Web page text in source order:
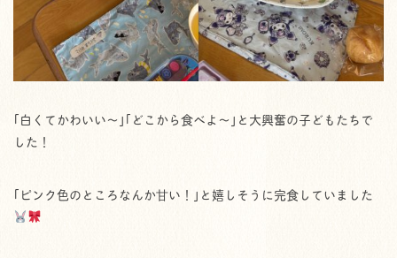
｢白くてかわいい〜｣｢どこから食べよ〜｣と大興奮の子どもたちで
した！
｢ピンク色のところなんか甘い！｣と嬉しそうに完食していました